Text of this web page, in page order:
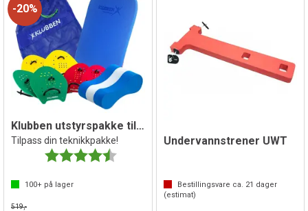
20%
Klubben utstyrspakke til svømming
Tilpass din teknikkpakke!
Karakter:
4.5 av 5 mulige
100+ på lager
519,-
Undervannstrener UWT
Bestillingsvare ca. 21 dager
(estimat)